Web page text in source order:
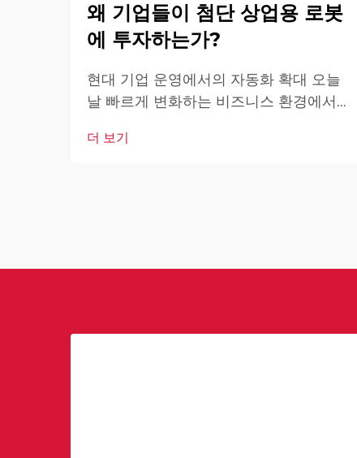
왜 기업들이 첨단 상업용 로봇
에 투자하는가?
현대 기업 운영에서의 자동화 확대 오늘
날 빠르게 변화하는 비즈니스 환경에서
심 요소가 되고 있습니다. 이러한 고도로
더 보기